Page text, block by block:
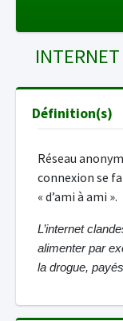
Définition(s)
Réseau
connexion se
« d’ami à ami ».
L’internet
alimenter par
la drogue,